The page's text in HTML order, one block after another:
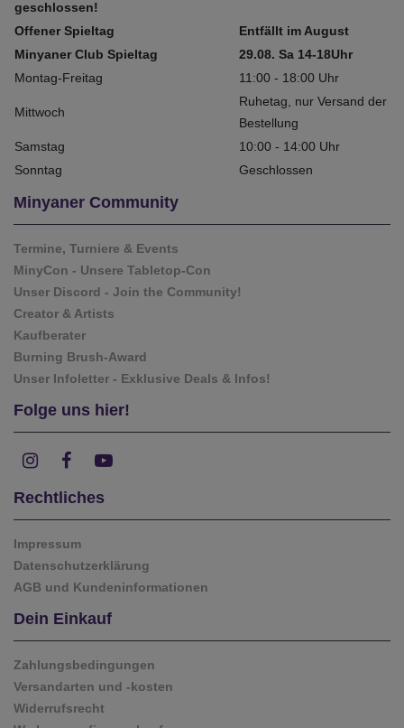
geschlossen!
Offener Spieltag
Entfällt im August
Minyaner Club Spieltag
29.08. Sa 14-18Uhr
Montag-Freitag
11:00 - 18:00 Uhr
Mittwoch
Ruhetag, nur Versand der
Bestellung
Samstag
10:00 - 14:00 Uhr
Sonntag
Geschlossen
Minyaner Community
Termine, Turniere & Events
MinyCon - Unsere Tabletop-Con
Unser Discord - Join the Community!
Creator & Artists
Kaufberater
Burning Brush-Award
Unser Infoletter - Exklusive Deals & Infos!
Folge uns hier!
Rechtliches
Impressum
Datenschutzerklärung
AGB und Kundeninformationen
Dein Einkauf
Zahlungsbedingungen
Versandarten und -kosten
Widerrufsrecht